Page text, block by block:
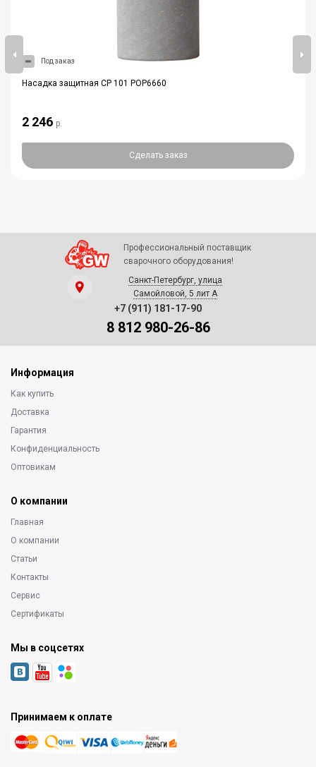
Под заказ
Насадка защитная CP 101 POP6660
2 246 р.
Сделать заказ
Профессиональный поставщик
сварочного оборудования!
Санкт-Петербург, улица
Самойловой, 5 лит А
+7 (911) 181-17-90
8 812 980-26-86
Информация
Как купить
Доставка
Гарантия
Конфиденциальность
Оптовикам
О компании
Главная
О компании
Статьи
Контакты
Сервис
Сертификаты
Мы в соцсетях
Принимаем к оплате